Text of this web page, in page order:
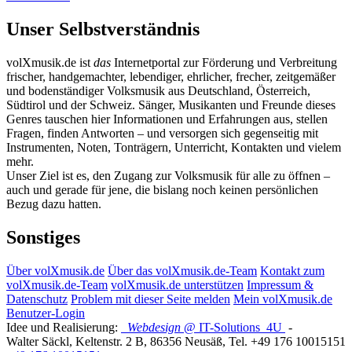
Unser Selbstverständnis
volXmusik.de ist das Internetportal zur Förderung und Verbreitung
frischer, handgemachter, lebendiger, ehrlicher, frecher, zeitgemäßer
und bodenständiger Volksmusik aus Deutschland, Österreich,
Südtirol und der Schweiz. Sänger, Musikanten und Freunde dieses
Genres tauschen hier Informationen und Erfahrungen aus, stellen
Fragen, finden Antworten – und versorgen sich gegenseitig mit
Instrumenten, Noten, Tonträgern, Unterricht, Kontakten und vielem
mehr.
Unser Ziel ist es, den Zugang zur Volksmusik für alle zu öffnen –
auch und gerade für jene, die bislang noch keinen persönlichen
Bezug dazu hatten.
Sonstiges
Über volXmusik.de Über das volXmusik.de-Team Kontakt zum
volXmusik.de-Team volXmusik.de unterstützen Impressum &
Datenschutz Problem mit dieser Seite melden Mein volXmusik.de
Benutzer-Login
Idee und Realisierung:
Webdesign @ IT-Solutions 4U -
Walter Säckl, Keltenstr. 2 B, 86356 Neusäß, Tel. +49 176 10015151